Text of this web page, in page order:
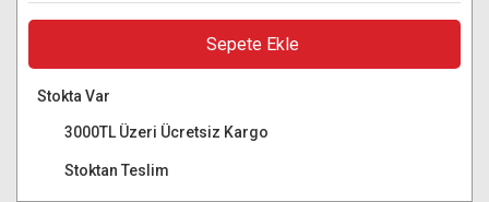
Sepete Ekle
Stokta Var
3000TL Üzeri Ücretsiz Kargo
Stoktan Teslim